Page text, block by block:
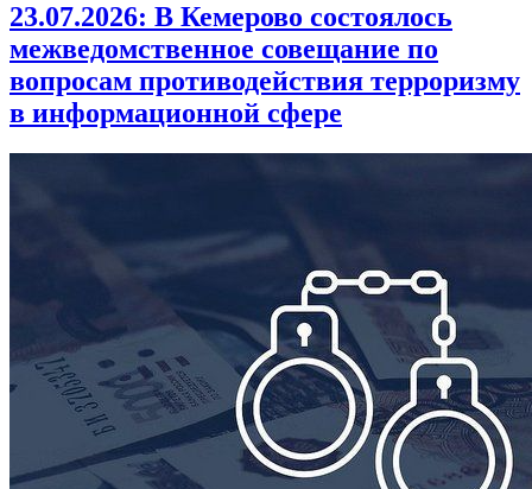
23.07.2026: В Кемерово состоялось
межведомственное совещание по
вопросам противодействия терроризму
в информационной сфере